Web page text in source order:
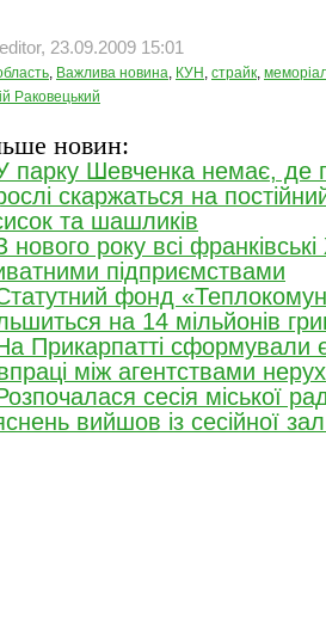
23.09.2009 15:01
, Важлива новина, КУН , страйк,
Раковецький
новин:
парку Шевченка немає, де
скаржаться на
та шашликів
нового року всі
підприємствами
фонд
на 14 мільйонів
Прикарпатті сформували
між агентствами
сесія міської
вийшов із сесійної